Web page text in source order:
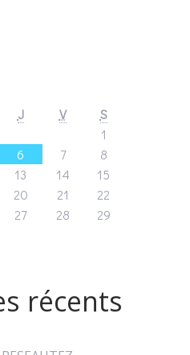
J V
S
1
6 7
8
13 14
15
20 21
22
27 28
29
récents